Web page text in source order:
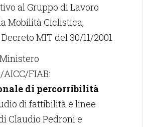
al Gruppo di Lavoro
Mobilità Ciclistica,
MIT del 30/11/2001
FIAB:
di percorribilità
di fattibilità e linee
Claudio Pedroni e